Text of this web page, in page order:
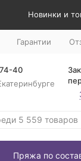
Новинки и
Гарантии
40
Пряжа по